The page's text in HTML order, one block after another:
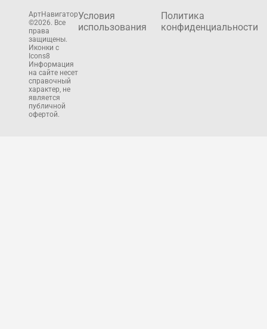
АртНавигатор
©2026. Все
права
защищены.
Иконки с
Icons8
Информация
на сайте несет
справочный
характер, не
является
публичной
офертой.
Условия
использования
Политика
конфиденциальности